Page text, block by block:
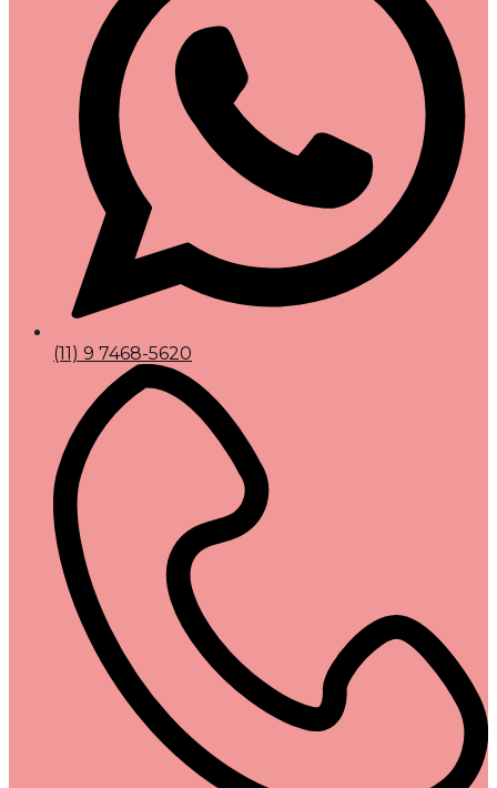
(11) 9 7468-5620